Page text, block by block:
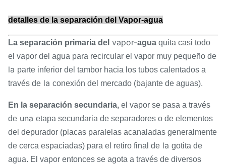
detalles de la separación del Vapor-agua
La separación primaria del vapor-agua quita casi todo
el vapor del agua para recircular el vapor muy pequeño de
la parte inferior del tambor hacia los tubos calentados a
través de la conexión del mercado (bajante de aguas).
En la separación secundaria, el vapor se pasa a través
de una etapa secundaria de separadores o de elementos
del depurador (placas paralelas acanaladas generalmente
de cerca espaciadas) para el retiro final de la gotita de
agua. El vapor entonces se agota a través de diversos